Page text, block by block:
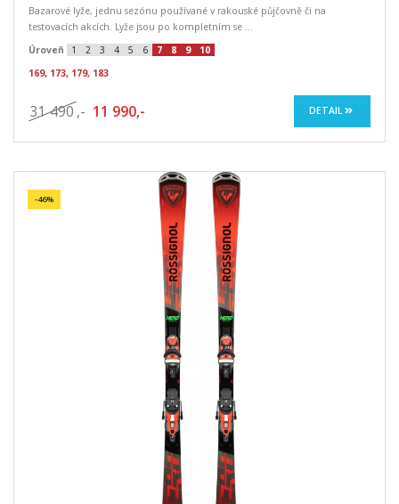
Bazarové lyže, jednu sezónu používané v rakouské půjčovně či na
testovacích akcích. Lyže jsou po kompletním se ...
Úroveň
1 2 3 4 5 6 7 8 9
10
169, 173, 179, 183
31 490 ,- 11 990,- DETAIL
-46%